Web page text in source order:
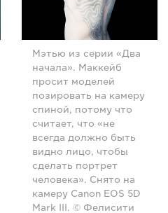
Мэтью из серии «Два
начала». Маккейб
просит моделей
позировать на камеру
спиной, потому что
считает, что «не
всегда должно быть
видно лицо, чтобы
сделать портрет
человека». Снято на
камеру Canon EOS 5D
Mark III. © Фелисити